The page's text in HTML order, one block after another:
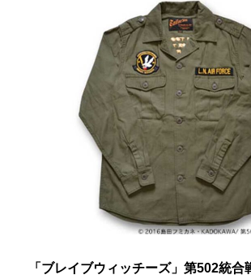
「ブレイブウィッチーズ」第502統合